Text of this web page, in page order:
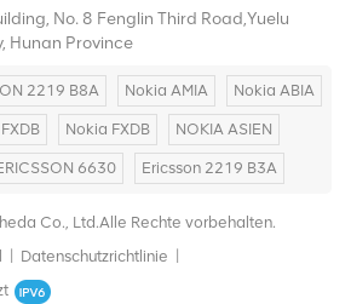
No. 8 Fenglin Third Road,Yuelu
Hunan Province
2219 B8A Nokia AMIA Nokia ABIA
Nokia FXDB NOKIA ASIEN
6630 Ericsson 2219 B3A
Co., Ltd.Alle Rechte vorbehalten.
Datenschutzrichtlinie